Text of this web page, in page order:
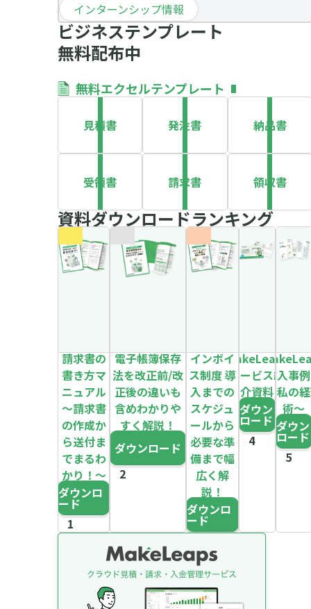
インターンシップ情報
ビジネステンプレート
無料配布中
無料エクセルテンプレート
見積書 発注書 納品書
受領書 請求書 領収書
資料ダウンロードランキング
請求書の
書き方マ
ニュアル
～請求書
の作成か
ら送付ま
でまるわ
かり！～
ダウンロ
ード
電子帳簿保存
法を改正前/改
正後の違いも
含めわかりや
すく解説！
ダウンロード
インボイ
ス制度 導
入までの
スケジュ
ールから
必要な準
備まで幅
広く解
説！
ダウンロ
ード
MakeLeaps
サービス紹
介資料
ダウン
ロード
導入事
～私の
術～
ダウン
ロード